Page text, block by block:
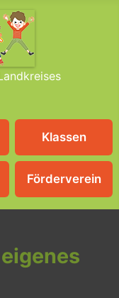
Klassen
Förderverein